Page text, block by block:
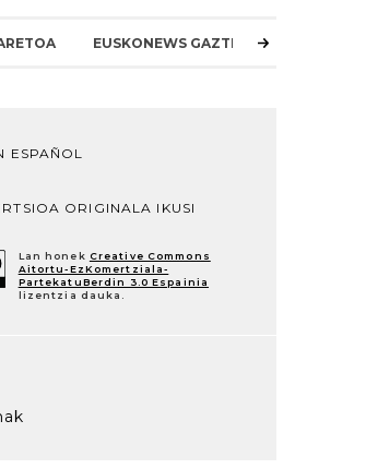
EUSKONEWS GAZTEA
ESPAÑOL
ORIGINALA IKUSI
Lan honek Creative Commons
Aitortu-EzKomertziala-
PartekatuBerdin 3.0 Espainia
lizentzia dauka.